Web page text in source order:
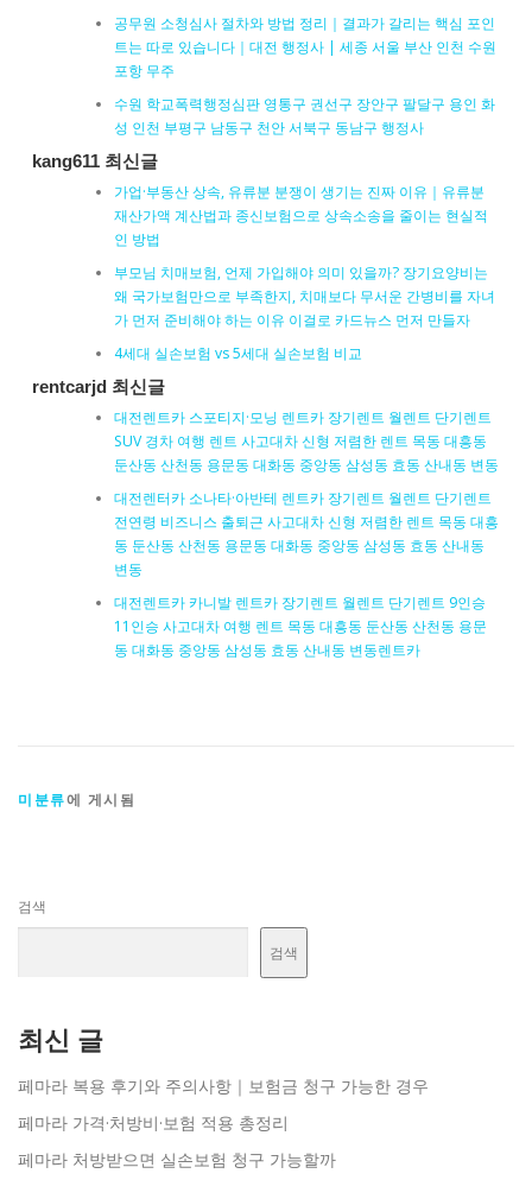
공무원 소청심사 절차와 방법 정리｜결과가 갈리는 핵심 포인
트는 따로 있습니다｜대전 행정사 | 세종 서울 부산 인천 수원
포항 무주
수원 학교폭력행정심판 영통구 권선구 장안구 팔달구 용인 화
성 인천 부평구 남동구 천안 서북구 동남구 행정사
kang611 최신글
가업·부동산 상속, 유류분 분쟁이 생기는 진짜 이유｜유류분
재산가액 계산법과 종신보험으로 상속소송을 줄이는 현실적
인 방법
부모님 치매보험, 언제 가입해야 의미 있을까? 장기요양비는
왜 국가보험만으로 부족한지, 치매보다 무서운 간병비를 자녀
가 먼저 준비해야 하는 이유 이걸로 카드뉴스 먼저 만들자
4세대 실손보험 vs 5세대 실손보험 비교
rentcarjd 최신글
대전렌트카 스포티지·모닝 렌트카 장기렌트 월렌트 단기렌트
SUV 경차 여행 렌트 사고대차 신형 저렴한 렌트 목동 대흥동
둔산동 산천동 용문동 대화동 중앙동 삼성동 효동 산내동 변동
대전렌터카 소나타·아반테 렌트카 장기렌트 월렌트 단기렌트
전연령 비즈니스 출퇴근 사고대차 신형 저렴한 렌트 목동 대흥
동 둔산동 산천동 용문동 대화동 중앙동 삼성동 효동 산내동
변동
대전렌트카 카니발 렌트카 장기렌트 월렌트 단기렌트 9인승
11인승 사고대차 여행 렌트 목동 대흥동 둔산동 산천동 용문
동 대화동 중앙동 삼성동 효동 산내동 변동렌트카
미분류에 게시됨
검색
검색
최신 글
페마라 복용 후기와 주의사항｜보험금 청구 가능한 경우
페마라 가격·처방비·보험 적용 총정리
페마라 처방받으면 실손보험 청구 가능할까